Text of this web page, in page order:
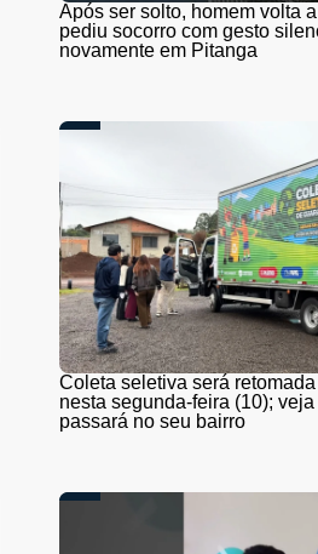
Após ser solto, homem volta
pediu socorro com gesto
novamente em Pitanga
Coleta seletiva será
nesta segunda-feira (10);
passará no seu bairro